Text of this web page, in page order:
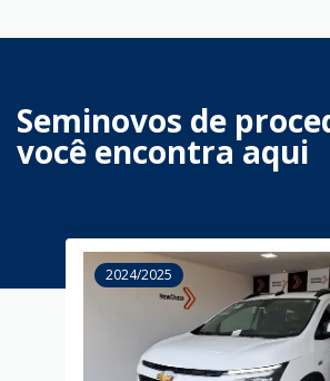
Seminovos de
você encontra aqui
2024/2025